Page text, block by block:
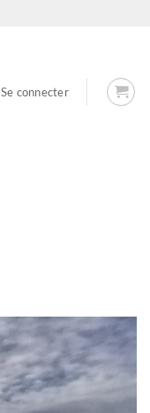
Se connecter